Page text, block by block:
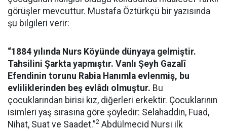
görüşler mevcuttur. Mustafa Öztürkçü bir yazısında
şu bilgileri verir:
“1884 yılında Nurs Köyünde dünyaya gelmiştir.
Tahsilini Şarkta yapmıştır. Vanlı Şeyh Gazalî
Efendinin torunu Rabia Hanımla evlenmiş, bu
evliliklerinden beş evlâdı olmuştur. Bu
çocuklarından birisi kız, diğerleri erkektir. Çocuklarının
isimleri yaş sırasına göre şöyledir: Selahaddin, Fuad,
Nihat, Suat ve Saadet.”2 Abdülmecid Nursi ilk